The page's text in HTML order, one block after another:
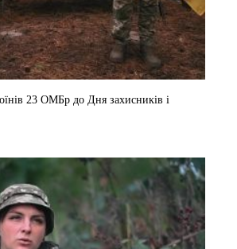
23 ОМБр до Дня захисників і